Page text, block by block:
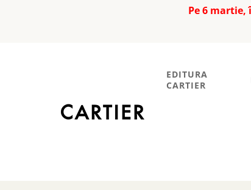
Pe 6
EDITURA
CARTIER